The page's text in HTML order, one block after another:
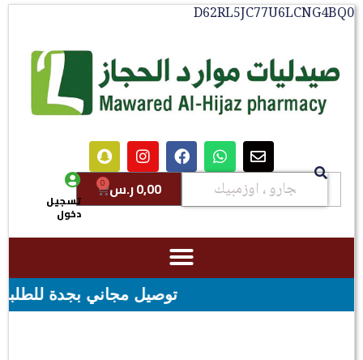
D62RL5JC77U6LCNG4BQ0
0,00ر.س 0
تسجيل
دخول
توصيل مجاني بجدة للطلبات فوق قيمه ال ١٠٠ ريال - شحن مجاني